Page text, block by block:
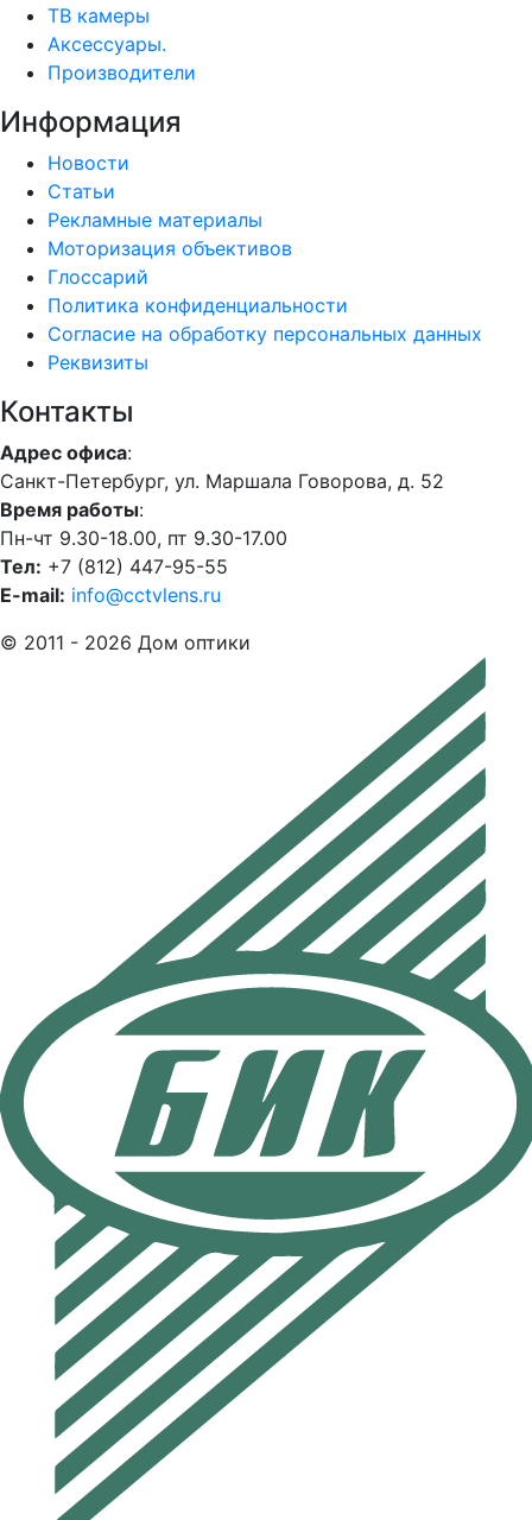
ТВ камеры
Аксессуары.
Производители
Информация
Новости
Статьи
Рекламные материалы
Моторизация объективов
Глоссарий
Политика конфиденциальности
Согласие на обработку персональных данных
Реквизиты
Контакты
Адрес офиса:
Санкт-Петербург, ул. Маршала Говорова, д. 52
Время работы:
Пн-чт 9.30-18.00, пт 9.30-17.00
Тел: +7 (812) 447-95-55
E-mail: info@cctvlens.ru
© 2011 - 2026 Дом оптики